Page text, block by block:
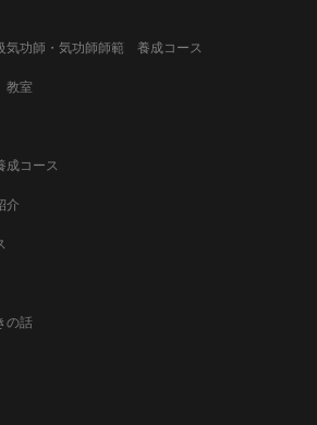
気功師・気功師師範 養成コース
教室
成コース
介
の話